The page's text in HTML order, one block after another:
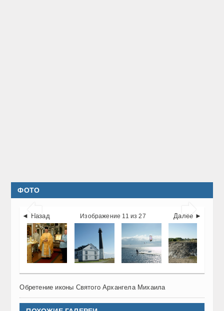
ФОТО
 
◄ Назад Далее ►
Изображение 11 из 27
Обретение иконы Святого Архангела Михаила